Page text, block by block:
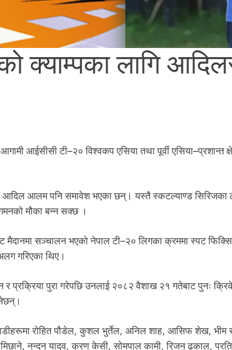
क्याम्पका लागि
आईसीसी टी–२० विश्वकप एसिया तथा पूर्वी एसिया–प्रशान्त
आदिल आलम पनि समावेश भएका छन्। यस्तै स्कटल्याण्ड सिरिजका
मौका बन्न सक्छ ।
सञ्चालन भएको नेपाल टी–२० लिगका क्रममा स्पट
गरिएका थिए।
प्रक्रिया पुरा गरेपछि उनलाई २०८२ वैशाख २१ गतेबाट पुनः
रोहित पौडेल, कुशल भुर्तेल, अनिल शाह, आसिफ शेख,
नन्दन यादव, करण केसी, सोमपाल कामी, रिजन ढकाल,